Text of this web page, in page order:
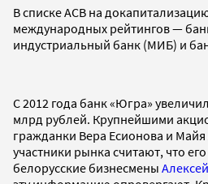
В списке АСВ на
международных рейтингов —
индустриальный банк (МИБ) и
C 2012 года банк «Югра»
млрд рублей. Крупнейшими
гражданки Вера Есионова и
участники рынка считают, что
белорусские бизнесмены